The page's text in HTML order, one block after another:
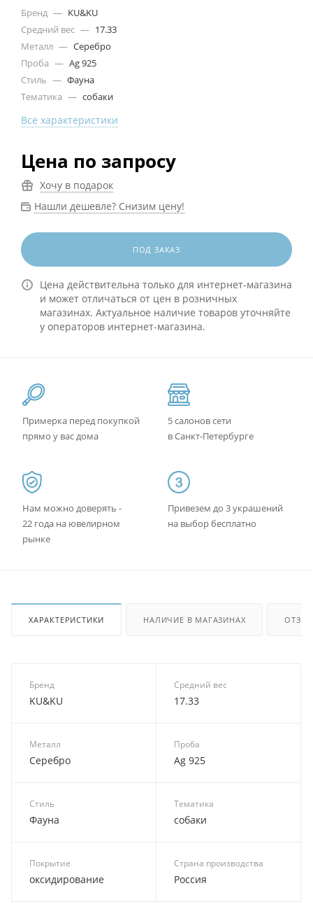
Бренд — KU&KU
Средний вес — 17.33
Металл — Серебро
Проба — Ag 925
Стиль — Фауна
Тематика — собаки
Все характеристики
Цена по запросу
Хочу в подарок
Нашли дешевле? Снизим цену!
ПОД ЗАКАЗ
Цена действительна только для интернет-магазина
и может отличаться от цен в розничных
магазинах. Актуальное наличие товаров уточняйте
у операторов интернет-магазина.
Примерка перед покупкой
прямо у вас дома
5 салонов сети
в Санкт-Петербурге
Нам можно доверять -
22 года на ювелирном
рынке
Привезем до 3 украшений
на выбор бесплатно
ХАРАКТЕРИСТИКИ НАЛИЧИЕ В МАГАЗИНАХ
Бренд
KU&KU
Средний вес
17.33
Металл
Серебро
Проба
Ag 925
Стиль
Фауна
Тематика
собаки
Покрытие
оксидирование
Страна производства
Россия